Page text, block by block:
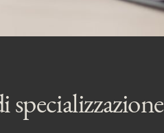
specializzazione